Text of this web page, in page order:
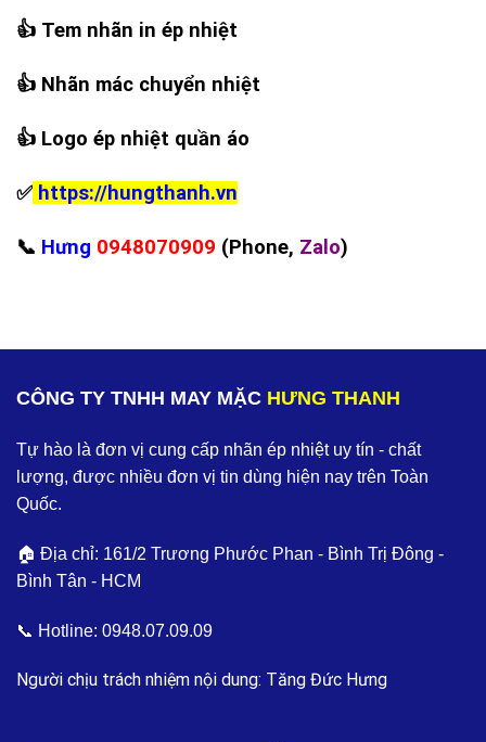
👍 Tem nhãn in ép nhiệt
👍 Nhãn mác chuyển nhiệt
👍 Logo ép nhiệt quần áo
✅ https://hungthanh.vn
📞 Hưng 0948070909 (Phone, Zalo)
CÔNG TY TNHH MAY MẶC HƯNG THANH
Tự hào là đơn vị cung cấp nhãn ép nhiệt uy tín - chất
lượng, được nhiều đơn vị tin dùng hiện nay trên Toàn
Quốc.
🏠 Địa chỉ: 161/2 Trương Phước Phan - Bình Trị Đông -
Bình Tân - HCM
📞 Hotline: 0948.07.09.09
Người chịu trách nhiệm nội dung: Tăng Đức Hưng